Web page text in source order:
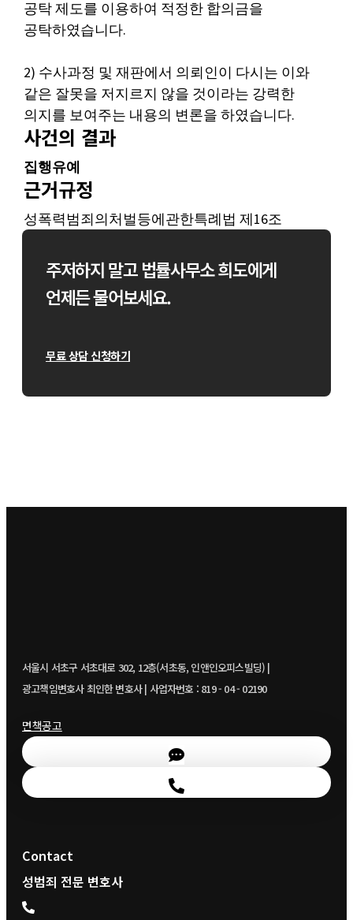
공탁 제도를 이용하여 적정한 합의금을
공탁하였습니다.
2) 수사과정 및 재판에서 의뢰인이 다시는 이와
같은 잘못을 저지르지 않을 것이라는 강력한
의지를 보여주는 내용의 변론을 하였습니다.
사건의 결과
집행유예
근거규정
성폭력범죄의처벌등에관한특례법 제16조
주저하지 말고 법률사무소 희도에게
언제든 물어보세요.
무료 상담 신청하기
서울시 서초구 서초대로 302, 12층(서초동, 인앤인오피스빌딩) |
광고책임변호사 최인한 변호사 | 사업자번호 : 819 - 04 - 02190
면책공고
Contact
성범죄 전문 변호사